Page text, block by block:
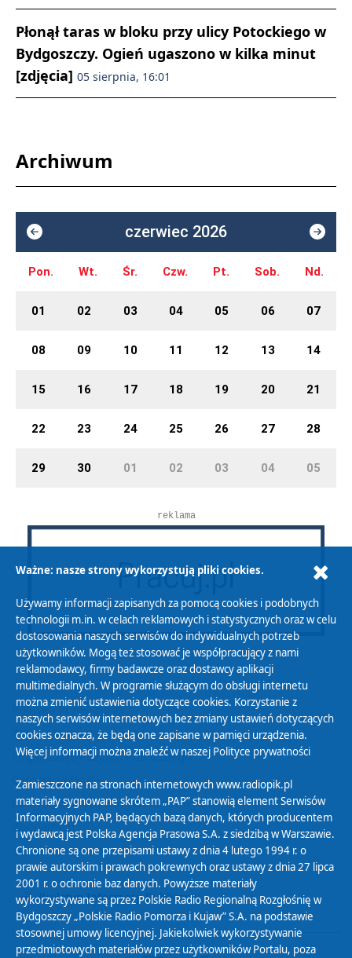
Płonął taras w bloku przy ulicy Potockiego w
Bydgoszczy. Ogień ugaszono w kilka minut
[zdjęcia] 05 sierpnia, 16:01
Archiwum
czerwiec 2026
Pon. Wt. Śr. Czw. Pt. Sob. Nd.
01 02 03 04 05 06 07
08 09 10 11 12 13 14
15 16 17 18 19 20 21
22 23 24 25 26 27 28
29 30 01 02 03 04 05
reklama
Polityka Prywatności
Zasady korzystania z Serwisu
Organizacje Pożytku Publicznego
Cyfryzacja DAB+
Polityka ochrony danych osobowych
Abonament
Zamówienia publiczne
Biuletyn Informacji Publicznej
Ważne: nasze strony wykorzystują pliki cookies.
Używamy informacji zapisanych za pomocą cookies i podobnych
technologii m.in. w celach reklamowych i statystycznych oraz w celu
dostosowania naszych serwisów do indywidualnych potrzeb
użytkowników. Mogą też stosować je współpracujący z nami
reklamodawcy, firmy badawcze oraz dostawcy aplikacji
multimedialnych. W programie służącym do obsługi internetu
można zmienić ustawienia dotyczące cookies. Korzystanie z
naszych serwisów internetowych bez zmiany ustawień dotyczących
cookies oznacza, że będą one zapisane w pamięci urządzenia.
Więcej informacji można znaleźć w naszej Polityce prywatności
Zamieszczone na stronach internetowych www.radiopik.pl
materiały sygnowane skrótem „PAP” stanowią element Serwisów
Informacyjnych PAP, będących bazą danych, których producentem
i wydawcą jest Polska Agencja Prasowa S.A. z siedzibą w Warszawie.
Chronione są one przepisami ustawy z dnia 4 lutego 1994 r. o
prawie autorskim i prawach pokrewnych oraz ustawy z dnia 27 lipca
2001 r. o ochronie baz danych. Powyższe materiały
wykorzystywane są przez Polskie Radio Regionalną Rozgłośnię w
Bydgoszczy „Polskie Radio Pomorza i Kujaw” S.A. na podstawie
stosownej umowy licencyjnej. Jakiekolwiek wykorzystywanie
przedmiotowych materiałów przez użytkowników Portalu, poza